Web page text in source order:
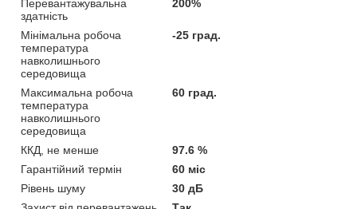
Перевантажувальна
здатність
200%
Мінімальна робоча
температура
навколишнього
середовища
-25 град.
Максимальна робоча
температура
навколишнього
середовища
60 град.
ККД, не менше
97.6 %
Гарантійний термін
60 міс
Рівень шуму
30 дБ